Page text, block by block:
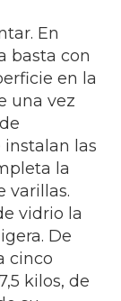
En
basta con
en la
una vez
instalan las
la
varillas.
vidrio la
De
cinco
kilos, de